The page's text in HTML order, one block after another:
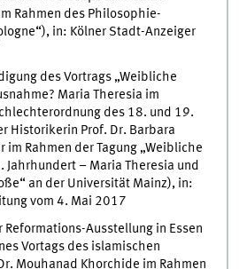
Rahmen des Philosophie-
in: Kölner Stadt-Anzeiger
des Vortrags „Weibliche
Maria Theresia im
des 18. und 19.
Historikerin Prof. Dr. Barbara
im Rahmen der Tagung „Weibliche
Jahrhundert – Maria Theresia und
an der Universität Mainz), in:
vom 4. Mai 2017
Reformations-Ausstellung in Essen
Vortags des islamischen
Mouhanad Khorchide im Rahmen